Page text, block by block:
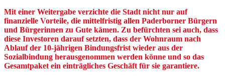
Mit einer Weitergabe verzichte die Stadt nicht nur auf
finanzielle Vorteile, die mittelfristig allen Paderborner Bürgern
und Bürgerinnen zu Gute kämen. Zu befürchten sei auch, dass
diese Investoren darauf setzten, dass der Wohnraum nach
Ablauf der 10-jährigen Bindungsfrist wieder aus der
Sozialbindung herausgenommen werden könne und so das
Gesamtpaket ein einträgliches Geschäft für sie garantiere.